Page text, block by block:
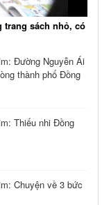
trang sách nhỏ, có
Đường Nguyễn Ái
thành phố Đồng
Thiếu nhi Đồng
Chuyện về 3 bức